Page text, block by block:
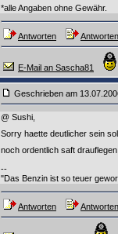
*alle Angaben ohne Gewähr.
Antworten
E-Mail an Sascha81
Geschrieben am
@ Sushi,
Sorry haette deutlicher sein
noch ordentlich saft
--
"Das Benzin ist so teuer
Antworten